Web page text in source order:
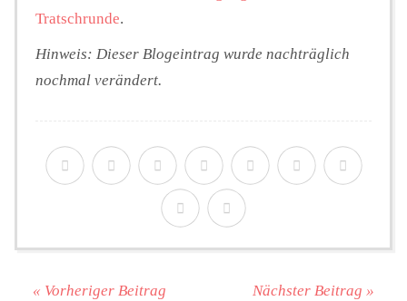
Tratschrunde.
Hinweis: Dieser Blogeintrag wurde nachträglich
nochmal verändert.
« Vorheriger Beitrag Nächster Beitrag »